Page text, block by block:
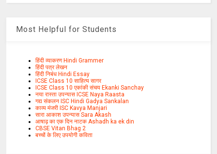
Most Helpful for Students
हिंदी व्याकरण Hindi Grammer
हिंदी पत्र लेखन
हिंदी निबंध Hindi Essay
ICSE Class 10 साहित्य सागर
ICSE Class 10 एकांकी संचय Ekanki Sanchay
नया रास्ता उपन्यास ICSE Naya Raasta
गद्य संकलन ISC Hindi Gadya Sankalan
काव्य मंजरी ISC Kavya Manjari
सारा आकाश उपन्यास Sara Akash
आषाढ़ का एक दिन नाटक Ashadh ka ek din
CBSE Vitan Bhag 2
बच्चों के लिए उपयोगी कविता